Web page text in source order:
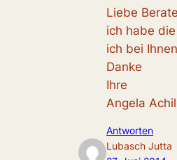
Liebe
ich habe
ich bei
Danke
Ihre
Angela
Antworten
Lubasch Jutta